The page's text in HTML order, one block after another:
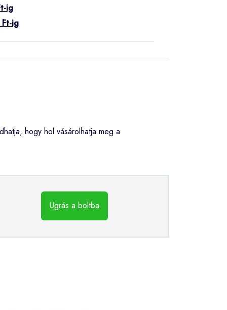
ig
ig
hogy hol vásárolhatja meg a
Ugrás a boltba